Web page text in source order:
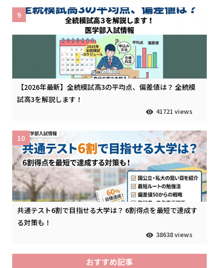
【2026年最新】全統模試高3の平均点、偏差値は？ 全統模
試高3を解説します！
41721 views
9
共通テスト6割で目指せる大学は？ 6割得点を最短で達成す
る対策も！
38638 views
10
おすすめ記事